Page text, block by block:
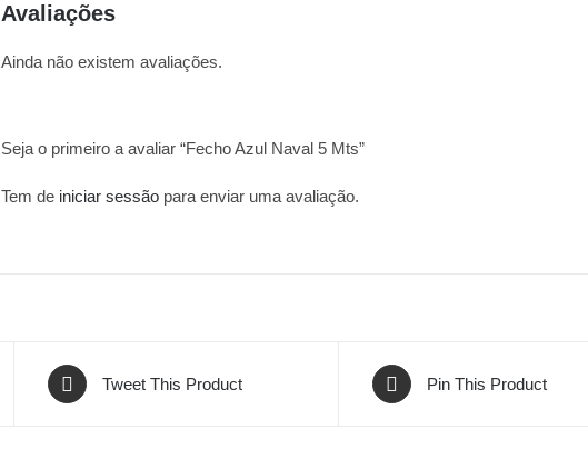
Avaliações
Ainda não existem avaliações.
Seja o primeiro a avaliar “Fecho Azul Naval 5 Mts”
Tem de iniciar sessão para enviar uma avaliação.
Tweet This Product Pin This Product